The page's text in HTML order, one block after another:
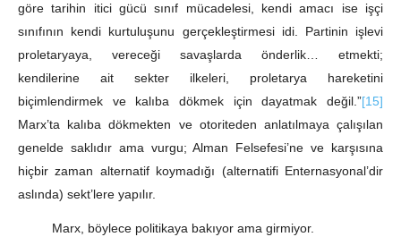
göre tarihin itici gücü sınıf mücadelesi, kendi amacı ise işçi
sınıfının kendi kurtuluşunu gerçekleştirmesi idi. Partinin işlevi
proletaryaya, vereceği savaşlarda önderlik… etmekti;
kendilerine ait sekter ilkeleri, proletarya hareketini
biçimlendirmek ve kalıba dökmek için dayatmak değil.”[15]
Marx’ta kalıba dökmekten ve otoriteden anlatılmaya çalışılan
genelde saklıdır ama vurgu; Alman Felsefesi’ne ve karşısına
hiçbir zaman alternatif koymadığı (alternatifi Enternasyonal’dir
aslında) sekt’lere yapılır.
Marx, böylece politikaya bakıyor ama girmiyor.